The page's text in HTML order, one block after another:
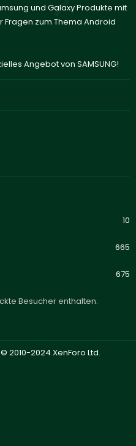
und Galaxy Produkte mit
zum Thema Android
Angebot von SAMSUNG!
10
665
675
Besucher enthalten.
© 2010-2024 XenForo Ltd.